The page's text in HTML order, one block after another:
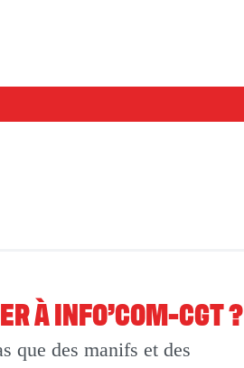
À INFO’COM-CGT ?
que des manifs et des